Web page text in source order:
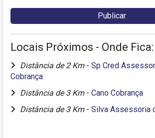
Locais Próximos - Onde Fica:
Distância de 2 Km - Sp Cred
Cobrança
Distância de 3 Km - Cano Cobrança
Distância de 3 Km - Silva Assessoria